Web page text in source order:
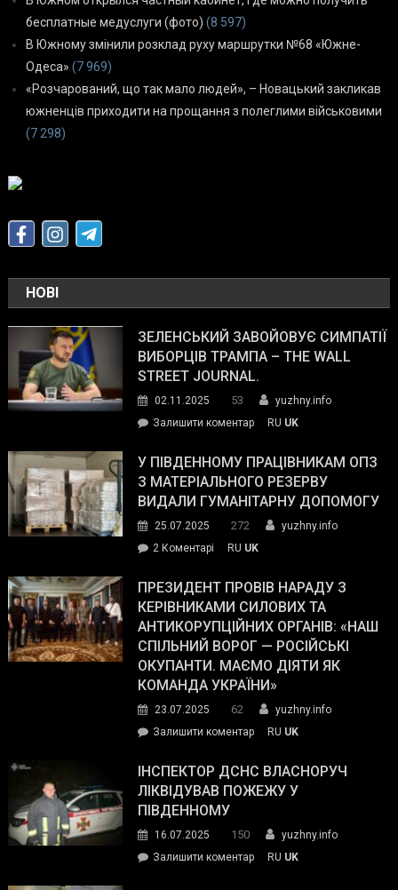
бесплатные медуслуги (фото) (8 597)
В Южному змінили розклад руху маршрутки №68 «Южне-
Одеса» (7 969)
«Розчарований, що так мало людей», – Новацький закликав
южненців приходити на прощання з полеглими військовими
(7 298)
НОВІ
ЗЕЛЕНСЬКИЙ ЗАВОЙОВУЄ СИМПАТІЇ
ВИБОРЦІВ ТРАМПА – THE WALL
STREET JOURNAL.
02.11.2025 53
yuzhny.info
Залишити коментарon
завойовує
симпатії
виборців
The
Street
Journal.
RU UK
У ПІВДЕННОМУ ПРАЦІВНИКАМ ОПЗ
З МАТЕРІАЛЬНОГО РЕЗЕРВУ
ВИДАЛИ ГУМАНІТАРНУ ДОПОМОГУ
25.07.2025 272
yuzhny.info
2 Коментарі
Південному
працівникам
ОПЗ
з
матеріального
резерву
гуманітарну
допомогу
RU UK
ПРЕЗИДЕНТ ПРОВІВ НАРАДУ З
КЕРІВНИКАМИ СИЛОВИХ ТА
АНТИКОРУПЦІЙНИХ ОРГАНІВ: «НАШ
СПІЛЬНИЙ ВОРОГ — РОСІЙСЬКІ
ОКУПАНТИ. МАЄМО ДІЯТИ ЯК
КОМАНДА УКРАЇНИ»
23.07.2025 62
yuzhny.info
Залишити коментарon
провів
нараду
силових
та
RU UK
ІНСПЕКТОР ДСНС ВЛАСНОРУЧ
ЛІКВІДУВАВ ПОЖЕЖУ У
ПІВДЕННОМУ
16.07.2025 150
yuzhny.info
Залишити коментарon
RU UK